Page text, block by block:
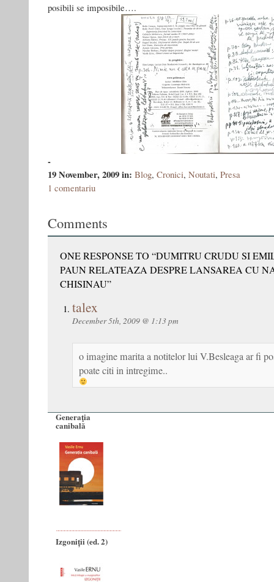
posibili se imposibile….
-
19 November, 2009in: Blog, Cronici, Noutati, Presa
1 comentariu
Comments
ONE RESPONSE TO “DUMITRU CRUDU SI
PAUN RELATEAZA DESPRE LANSAREA CU
CHISINAU”
talex
December 5th, 2009 @ 1:13 pm
o imagine marita a notitelor lui V.Besleaga ar fi
poate citi in intregime..
Generaţia
canibală
Izgoniții (ed. 2)